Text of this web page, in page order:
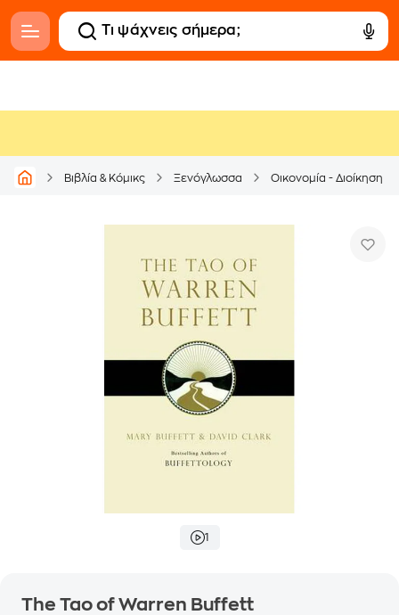
Βιβλία & Κόμικς Ξενόγλωσσα Οικονομία - Διοίκηση
1
The Tao of Warren Buffett